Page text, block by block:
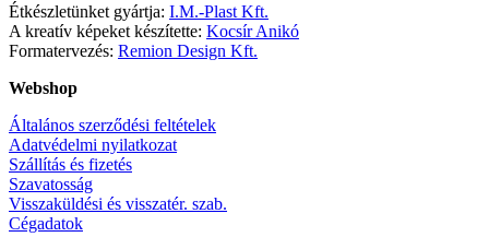
Étkészletünket gyártja: I.M.-Plast Kft.
A kreatív képeket készítette: Kocsír Anikó
Formatervezés: Remion Design Kft.
Webshop
Általános szerződési feltételek
Adatvédelmi nyilatkozat
Szállítás és fizetés
Szavatosság
Visszaküldési és visszatér. szab.
Cégadatok